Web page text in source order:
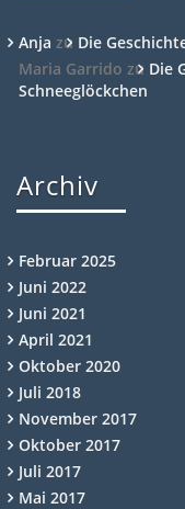
Anja zu Die
Maria Garrido zu Die
Schneeglöckchen
Archiv
Februar 2025
Juni 2022
Juni 2021
April 2021
Oktober 2020
Juli 2018
November 2017
Oktober 2017
Juli 2017
Mai 2017